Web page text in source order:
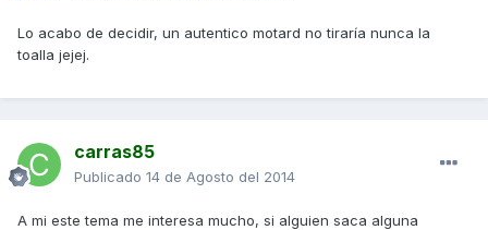
Lo acabo de decidir, un autentico motard no tiraría nunca la
toalla jejej.
carras85
Publicado 14 de Agosto del 2014
A mi este tema me interesa mucho, si alguien saca alguna